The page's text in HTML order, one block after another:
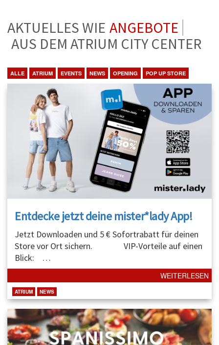
AKTUELLES WIE ANGEBOTE
AUS DEM ATRIUM CITY CENTER
ALLE ATRIUM EVENTS NEWS OPENING POP UP STORE
Entdecke jetzt deine mister*lady App!
Jetzt Downloaden und 5 € Sofortrabatt für deinen
Store vor Ort sichern. VIP-Vorteile auf einen
Blick: …
WEITERLESEN
ATRIUM NEWS